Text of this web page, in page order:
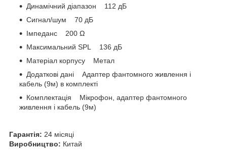
Динамічний діапазон 112 дБ
Сигнал/шум 70 дБ
Імпеданс 200 Ω
Максимальний SPL 136 дБ
Матеріал корпусу Метал
Додаткові дані Адаптер фантомного живлення і
кабель (9м) в комплекті
Комплектація Мікрофон, адаптер фантомного
живлення і кабель (9м)
Гарантія: 24 місяці
Виробництво: Китай